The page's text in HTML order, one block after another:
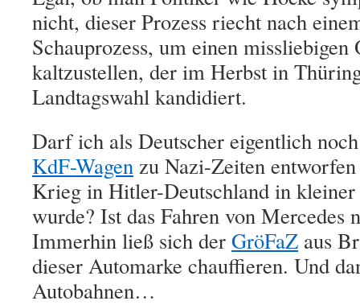
nicht, dieser Prozess riecht nach
Schauprozess, um einen
kaltzustellen, der im Herbst in
Landtagswahl kandidiert.
Darf ich als Deutscher eigentlich
KdF-Wagen zu Nazi-Zeiten
Krieg in Hitler-Deutschland in kleiner
wurde? Ist das Fahren von Mercedes
Immerhin ließ sich der GröFaZ aus
dieser Automarke chauffieren. Und
Autobahnen…